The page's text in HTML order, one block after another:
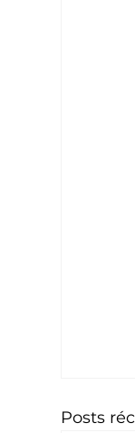
Posts